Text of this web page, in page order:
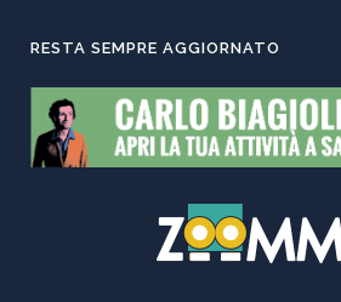
RESTA SEMPRE AGGIORNATO